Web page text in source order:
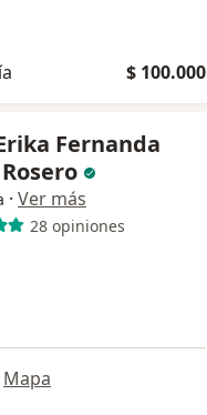
$ 100.000
Fernanda
· Ver más
28 opiniones
Mapa